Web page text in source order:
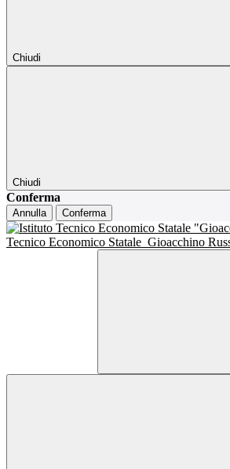
Chiudi
Chiudi
Conferma
Annulla Conferma
Tecnico Economico Statale Gioacchino